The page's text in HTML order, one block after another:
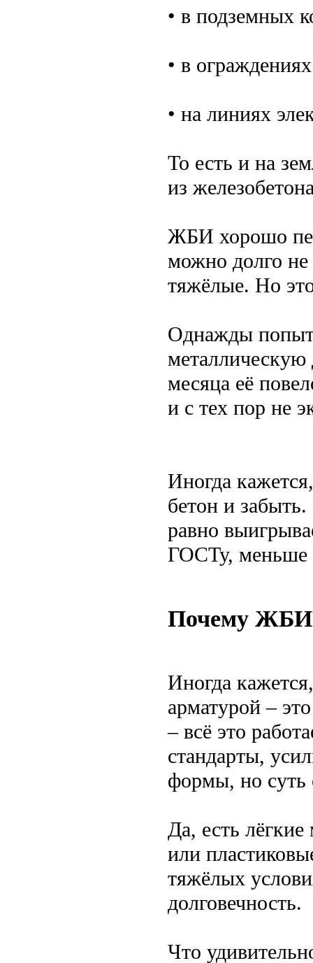
• в подземных
• в
• на линиях
То есть и на
из
ЖБИ хорошо
можно долго не
тяжёлые. Но
Однажды
металлическую
месяца её
и с тех пор не
Иногда
бетон и забыть.
равно
ГОСТу, меньше
Почему ЖБИ
Иногда
арматурой –
– всё это
стандарты,
формы, но суть
Да, есть
или
тяжёлых
долговечность.
Что